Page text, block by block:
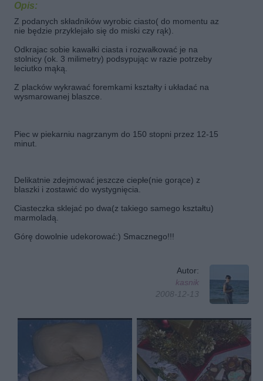
Opis:
Z podanych składników wyrobic ciasto( do momentu az
nie będzie przyklejało się do miski czy rąk).
Odkrajac sobie kawałki ciasta i rozwałkować je na
stolnicy (ok. 3 milimetry) podsypując w razie potrzeby
leciutko mąką.
Z placków wykrawać foremkami kształty i układać na
wysmarowanej blaszce.
Piec w piekarniu nagrzanym do 150 stopni przez 12-15
minut.
Delikatnie zdejmować jeszcze ciepłe(nie gorące) z
blaszki i zostawić do wystygnięcia.
Ciasteczka sklejać po dwa(z takiego samego kształtu)
marmoladą.
Górę dowolnie udekorować:) Smacznego!!!
Autor:
kasnik
2008-12-13